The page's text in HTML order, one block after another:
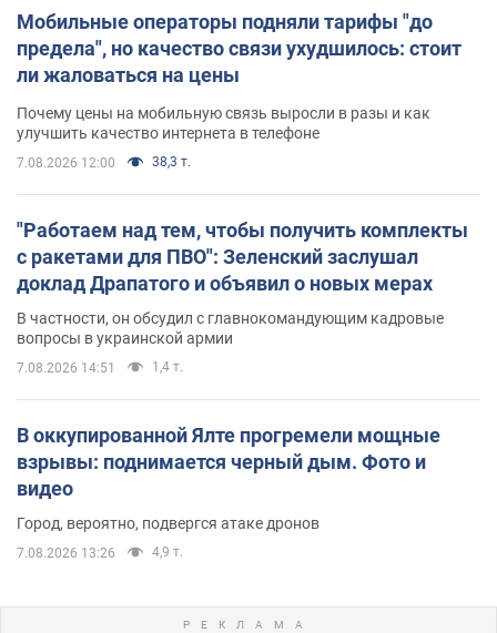
Мобильные операторы подняли тарифы "до
предела", но качество связи ухудшилось: стоит
ли жаловаться на цены
Почему цены на мобильную связь выросли в разы и как
улучшить качество интернета в телефоне
7.08.2026 12:00 38,3 т.
"Работаем над тем, чтобы получить комплекты
с ракетами для ПВО": Зеленский заслушал
доклад Драпатого и объявил о новых мерах
В частности, он обсудил с главнокомандующим кадровые
вопросы в украинской армии
7.08.2026 14:51 1,4 т.
В оккупированной Ялте прогремели мощные
взрывы: поднимается черный дым. Фото и
видео
Город, вероятно, подвергся атаке дронов
7.08.2026 13:26 4,9 т.